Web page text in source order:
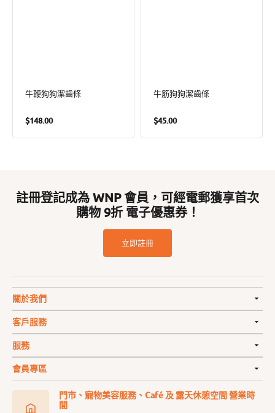
牛鞭狗狗潔齒條
定
$148.00
牛筋狗狗潔齒條
定
$45.00
註冊登記成為 WNP 會員，可經電郵獲享首次
購物 9折 電子優惠券！
立即註冊
關於我們
客戶服務
服務
會員專區
門市、寵物美容服務、Café 及 露天休憩空間 營業時
間